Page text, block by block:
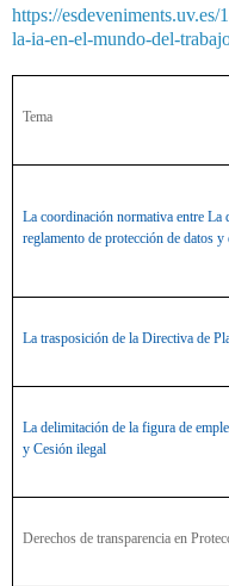
https://
la-ia-en-el-mundo-del-
Tema
La coordinación normativa entre La
reglamento de protección de datos
La trasposición de la Directiva de
La delimitación de la figura de
y Cesión ilegal
Derechos de transparencia en